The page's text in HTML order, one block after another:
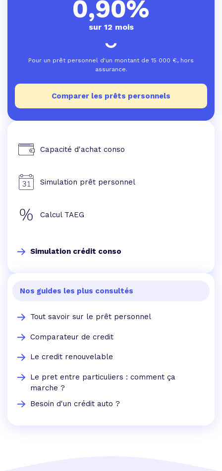
0,90%
sur 12 mois
Pour un prêt personnel d'un montant de 15 000 €, hors
assurance.
Comparer les prêts personnels
Capacité d'achat conso
Simulation prêt personnel
Calcul TAEG
Simulation crédit conso
Nos guides les plus consultés
Tout savoir sur le prêt personnel
Comparateur de credit
Le credit renouvelable
Le pret entre particuliers : comment ça
marche ?
Besoin d'un crédit auto ?